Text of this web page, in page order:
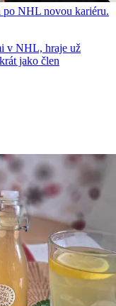
po NHL novou kariéru.
v NHL, hraje už
jako člen